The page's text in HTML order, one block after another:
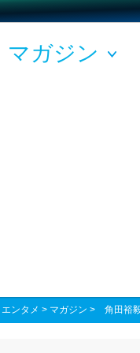
マガジン
エンタメ > マガジン > 角田裕